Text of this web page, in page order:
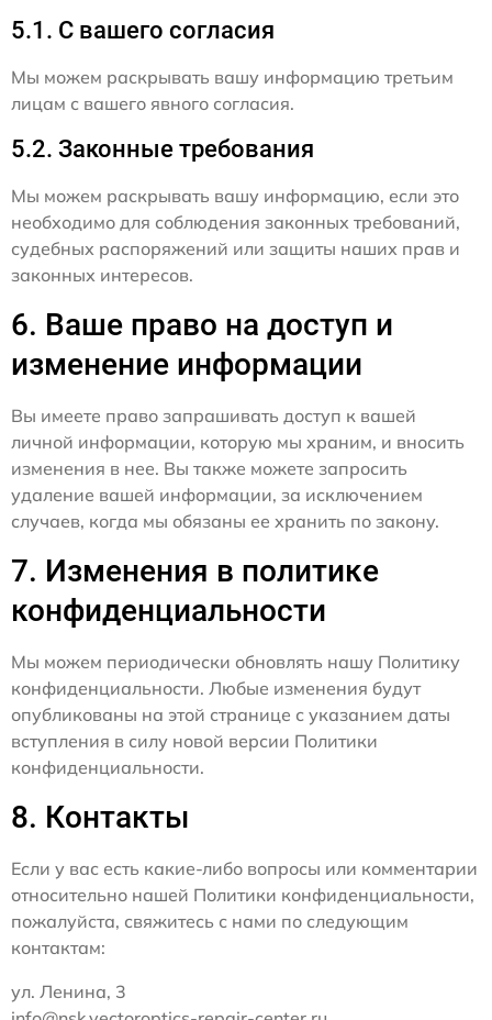
5.1. С вашего согласия
Мы можем раскрывать вашу информацию третьим
лицам с вашего явного согласия.
5.2. Законные требования
Мы можем раскрывать вашу информацию, если это
необходимо для соблюдения законных требований,
судебных распоряжений или защиты наших прав и
законных интересов.
6. Ваше право на доступ и
изменение информации
Вы имеете право запрашивать доступ к вашей
личной информации, которую мы храним, и вносить
изменения в нее. Вы также можете запросить
удаление вашей информации, за исключением
случаев, когда мы обязаны ее хранить по закону.
7. Изменения в политике
конфиденциальности
Мы можем периодически обновлять нашу Политику
конфиденциальности. Любые изменения будут
опубликованы на этой странице с указанием даты
вступления в силу новой версии Политики
конфиденциальности.
8. Контакты
Если у вас есть какие-либо вопросы или комментарии
относительно нашей Политики конфиденциальности,
пожалуйста, свяжитесь с нами по следующим
контактам:
ул. Ленина, 3